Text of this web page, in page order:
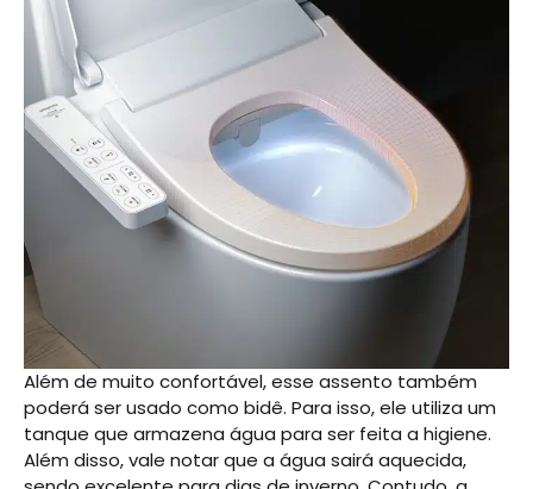
Além de muito confortável, esse assento também
poderá ser usado como bidê. Para isso, ele utiliza um
tanque que armazena água para ser feita a higiene.
Além disso, vale notar que a água sairá aquecida,